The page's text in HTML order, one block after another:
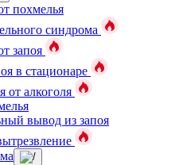
похмелья
синдрома
запоя
в стационаре
от алкоголя
вывод из запоя